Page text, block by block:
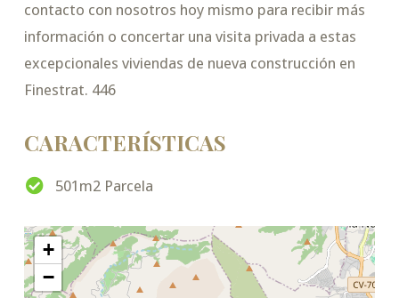
contacto con nosotros hoy mismo para recibir más
información o concertar una visita privada a estas
excepcionales viviendas de nueva construcción en
Finestrat. 446
CARACTERÍSTICAS
501m2 Parcela
+
−